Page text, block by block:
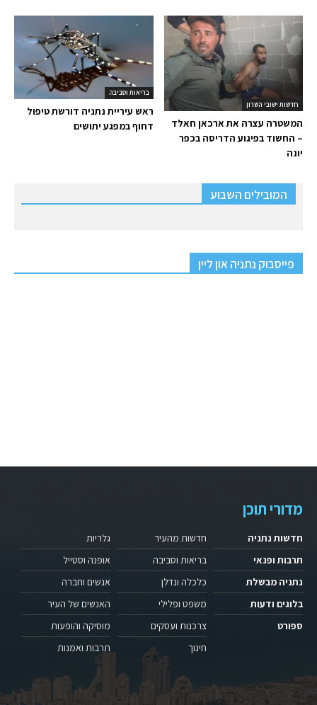
בריאות וסביבה
ראש עיריית נתניה דורשת טיפול
דחוף במפגע יתושים
חדשות ישובי השרון
המשטרה עצרה את ארכאן חאלד
– החשוד בפיגוע הדריסה בכפר
יונה
המובילים השבוע
פייסבוק נתניה און ליין
מדורי תוכן
חדשות נתניה
תרבות ופנאי
נתניה מבשלת
בלוגים ודעות
ספורט
חדשות מהעיר
בריאות וסביבה
כלכלה ונדלן
משפט ופלילי
צרכנות ועסקים
חינוך
גלריות
אופנה וסטייל
אנשים וחברה
האנשים של העיר
מוסיקה והופעות
תרבות ואמנות